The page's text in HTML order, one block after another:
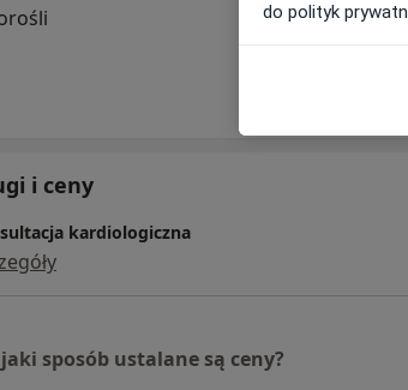
i ceny
kardiologiczna
sposób ustalane są ceny?
do polityk